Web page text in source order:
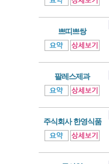
쁘띠쁘쌍
팔레스제과
주식회사 한영식품